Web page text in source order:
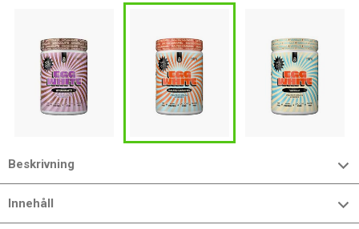
Beskrivning
Innehåll